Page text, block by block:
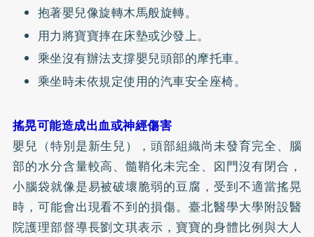
抱著嬰兒像旋轉木馬般旋轉。
用力將寶寶摔在床墊或沙發上。
乘坐沒有辦法支撐嬰兒頭部的摩托車。
乘坐時未依規定使用的汽車安全座椅。
搖晃可能造成出血或神經傷害
嬰兒（特別是新生兒），頭部組織尚未發育完全、腦
部的水分含量較高、髓鞘化未完全、囟門沒有閉合，
小腦袋就像是易被破壞脆弱的豆腐，受到不適當搖晃
時，可能會出現看不到的損傷。臺北醫學大學附設醫
院護理部督導長劉文琪表示，寶寶的身體比例與大人